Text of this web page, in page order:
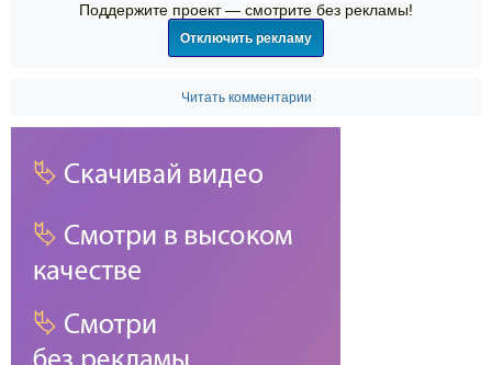
Поддержите проект — смотрите без рекламы!
Отключить рекламу
Читать комментарии